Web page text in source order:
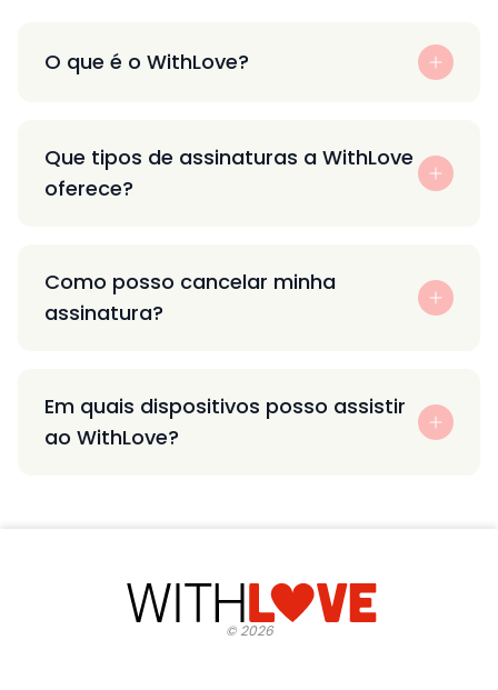
O que é o WithLove?
Que tipos de assinaturas a WithLove
oferece?
Como posso cancelar minha
assinatura?
Em quais dispositivos posso assistir
ao WithLove?
©2026